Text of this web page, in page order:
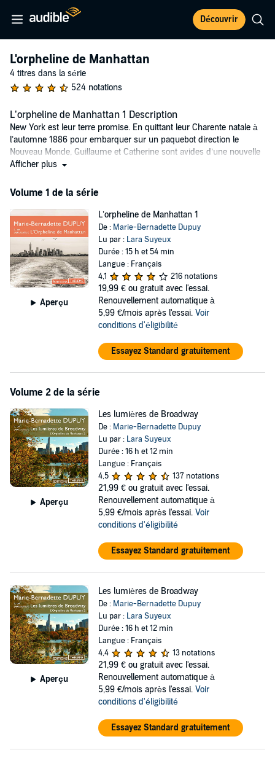
Découvrir
L'orpheline de Manhattan
4 titres dans la série
524 notations
L’orpheline de Manhattan 1 Description
New York est leur terre promise. En quittant leur Charente natale à
l’automne 1886 pour embarquer sur un paquebot direction le
Nouveau Monde, Guillaume et Catherine sont avides d’une nouvelle
existence. Pourtant leur rêve de liberté va vite se transformer en
coeur de l’immense cité américaine. Après une nuit d’errance dans
Woolworth. Le couple la soigne et décide de garder auprès d’eux
cette adorable enfant qui semble issue de nulle part. Élisabeth
grandit choyée, telle une princesse. Mais lorsque celle qu’on appelle
désormais Lisbeth Woolworth apprend à son seizième anniversaire
la vérité sur son adoption, le choc est terrible. La jeune fille n’a plus
qu’une idée en tête : découvrir le mystère de ses origines qui la
rattache encore à la France. Élisabeth parviendra-t-elle à démêler le
vrai du faux et à connaître l’amour sincère des siens ?
Afficher plus
Volume 1 de la série
Aperçu
L’orpheline de Manhattan 1
De : Marie-Bernadette Dupuy
Lu par : Lara Suyeux
Durée : 15 h et 54 min
Langue : Français
4,1
216 notations
19,99 € ou gratuit avec l'essai.
Renouvellement automatique à
5,99 €/mois après l'essai. Voir
conditions d'éligibilité
Essayez Standard gratuitement
Volume 2 de la série
Aperçu
Les lumières de Broadway
De : Marie-Bernadette Dupuy
Lu par : Lara Suyeux
Durée : 16 h et 12 min
Langue : Français
4,5
137 notations
21,99 € ou gratuit avec l'essai.
Renouvellement automatique à
5,99 €/mois après l'essai. Voir
conditions d'éligibilité
Essayez Standard gratuitement
Aperçu
Les lumières de Broadway
De : Marie-Bernadette Dupuy
Lu par : Lara Suyeux
Durée : 16 h et 12 min
Langue : Français
4,4
13 notations
21,99 € ou gratuit avec l'essai.
Renouvellement automatique à
5,99 €/mois après l'essai. Voir
conditions d'éligibilité
Essayez Standard gratuitement